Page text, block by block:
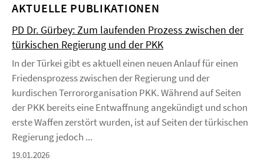
AKTUELLE PUBLIKATIONEN
PD Dr. Gürbey: Zum laufenden Prozess zwischen der
türkischen Regierung und der PKK
In der Türkei gibt es aktuell einen neuen Anlauf für einen
Friedensprozess zwischen der Regierung und der
kurdischen Terrororganisation PKK. Während auf Seiten
der PKK bereits eine Entwaffnung angekündigt und schon
erste Waffen zerstört wurden, ist auf Seiten der türkischen
Regierung jedoch ...
19.01.2026